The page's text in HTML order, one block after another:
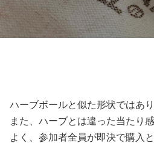
ハーブボールと似た形状ではあ
また、ハーブとは違った当たり
よく、参加者全員が即決で購入